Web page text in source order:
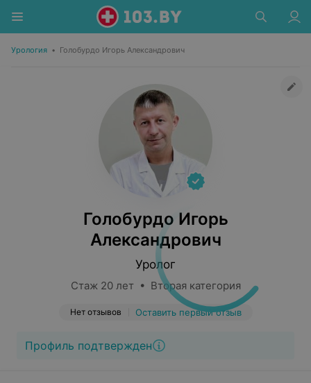
Урология • Голобурдо Игорь Александрович
Голобурдо Игорь
Александрович
Уролог
Стаж 20 лет • Вторая категория
Нет отзывов Оставить первый отзыв
Профиль подтвержден